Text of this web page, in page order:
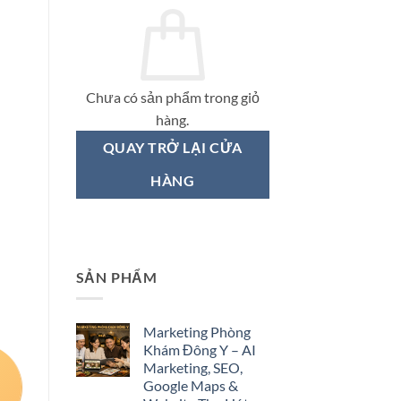
Chưa có sản phẩm trong giỏ
hàng.
QUAY TRỞ LẠI CỬA
HÀNG
SẢN PHẨM
Marketing Phòng
Khám Đông Y – AI
Marketing, SEO,
Google Maps &